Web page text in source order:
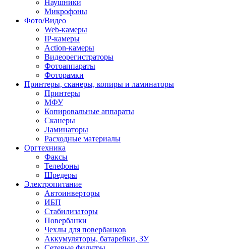
Наушники
Микрофоны
Фото/Видео
Web-камеры
IP-камеры
Action-камеры
Видеорегистраторы
Фотоаппараты
Фоторамки
Принтеры, сканеры, копиры и ламинаторы
Принтеры
МФУ
Копировальные аппараты
Сканеры
Ламинаторы
Расходные материалы
Оргтехника
Факсы
Телефоны
Шредеры
Электропитание
Автоинверторы
ИБП
Стабилизаторы
Повербанки
Чехлы для повербанков
Аккумуляторы, батарейки, ЗУ